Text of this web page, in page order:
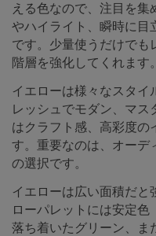
える色なので、注目を
やハイライト、瞬時に目
です。少量使うだけでも
階層を強化してくれます。
イエローは様々なスタイ
レッシュでモダン、マス
はクラフト感、高彩度の
す。重要なのは、オーデ
の選択です。
イエローは広い面積だと
ローパレットには安定色
落ち着いたグリーン、ま